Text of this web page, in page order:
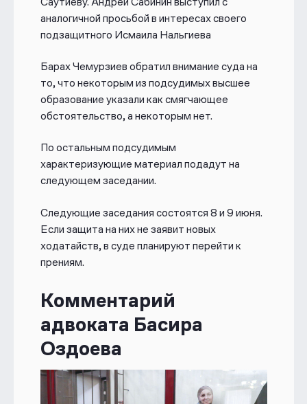
Их признали виновными в применении
насилия к представителям власти (ст.
318 УК), создании экстремистского
сообщества (ст. 282.1 УК) и участии в
нем.
Малсага Ужахова также осудили за
создание организации, побуждающей
противоправных деяний (ч. 2 ст. 239),
а Ахмеда Барахоева — за участие в
ней (ч. 3 ст. 239 УК).
Дело восьмого участника процесса,
Ахмеда Погорова, выделили в
отдельное производство.
Над делом работали 13 адвокатов и
их мнению, все обвинения носили
декларативный характер. В
обвинительном заключении
частоиспользовались
«вероятно», «предположительно»,
«может быть», а слово «примерно»
использовано 11 тысяч раз.
аналогичной просьбой в интересах своего
подзащитного Исмаила Нальгиева
Барах Чемурзиев обратил внимание суда на
то, что некоторым из подсудимых высшее
образование указали как смягчающее
обстоятельство, а некоторым нет.
По остальным подсудимым
характеризующие материал подадут на
следующем заседании.
Следующие заседания состоятся 8 и 9 июня.
Если защита на них не заявит новых
ходатайств, в суде планируют перейти к
прениям.
Комментарий
адвоката Басира
Оздоева